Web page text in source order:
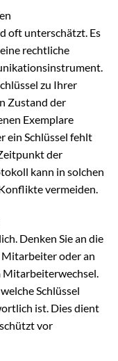
oft unterschätzt. Es
rechtliche
zu Ihrer
Zustand der
Exemplare
ein Schlüssel fehlt
der
kann in solchen
vermeiden.
Denken Sie an die
Mitarbeiter oder an
Mitarbeiterwechsel.
Schlüssel
ist. Dies dient
vor